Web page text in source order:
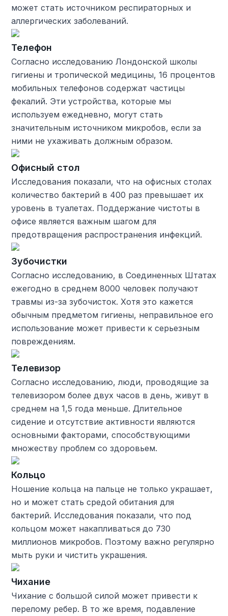
может стать источником респираторных и
аллергических заболеваний.
Телефон
Согласно исследованию Лондонской школы
гигиены и тропической медицины, 16 процентов
мобильных телефонов содержат частицы
фекалий. Эти устройства, которые мы
используем ежедневно, могут стать
значительным источником микробов, если за
ними не ухаживать должным образом.
Офисный стол
Исследования показали, что на офисных столах
количество бактерий в 400 раз превышает их
уровень в туалетах. Поддержание чистоты в
офисе является важным шагом для
предотвращения распространения инфекций.
Зубочистки
Согласно исследованию, в Соединенных Штатах
ежегодно в среднем 8000 человек получают
травмы из-за зубочисток. Хотя это кажется
обычным предметом гигиены, неправильное его
использование может привести к серьезным
повреждениям.
Телевизор
Согласно исследованию, люди, проводящие за
телевизором более двух часов в день, живут в
среднем на 1,5 года меньше. Длительное
сидение и отсутствие активности являются
основными факторами, способствующими
множеству проблем со здоровьем.
Кольцо
Ношение кольца на пальце не только украшает,
но и может стать средой обитания для
бактерий. Исследования показали, что под
кольцом может накапливаться до 730
миллионов микробов. Поэтому важно регулярно
мыть руки и чистить украшения.
Чихание
Чихание с большой силой может привести к
перелому ребер. В то же время, подавление